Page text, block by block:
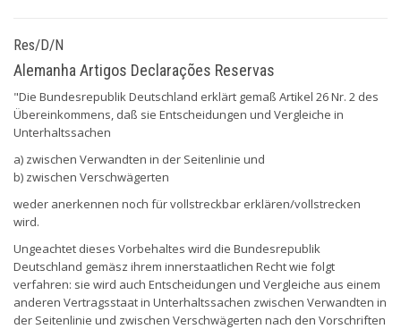
Res/D/N
Alemanha Artigos Declarações Reservas
"Die Bundesrepublik Deutschland erklärt gemaß Artikel 26 Nr. 2 des
Übereinkommens, daß sie Entscheidungen und Vergleiche in
Unterhaltssachen
a) zwischen Verwandten in der Seitenlinie und
b) zwischen Verschwägerten
weder anerkennen noch für vollstreckbar erklären/vollstrecken
wird.
Ungeachtet dieses Vorbehaltes wird die Bundesrepublik
Deutschland gemäsz ihrem innerstaatlichen Recht wie folgt
verfahren: sie wird auch Entscheidungen und Vergleiche aus einem
anderen Vertragsstaat in Unterhaltssachen zwischen Verwandten in
der Seitenlinie und zwischen Verschwägerten nach den Vorschriften